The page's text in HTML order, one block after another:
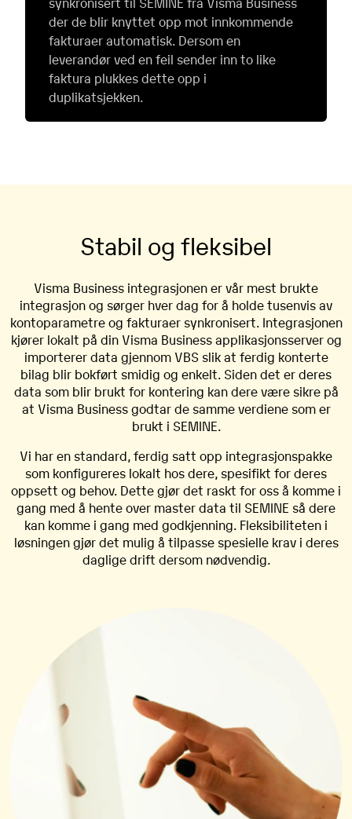
der de blir knyttet opp mot innkommende
fakturaer automatisk. Dersom en
leverandør ved en feil sender inn to like
faktura plukkes dette opp i
duplikatsjekken.
Stabil og fleksibel
Visma Business integrasjonen er vår mest brukte
integrasjon og sørger hver dag for å holde tusenvis av
kontoparametre og fakturaer synkronisert. Integrasjonen
kjører lokalt på din Visma Business applikasjonsserver og
importerer data gjennom VBS slik at ferdig konterte
bilag blir bokført smidig og enkelt. Siden det er deres
data som blir brukt for kontering kan dere være sikre på
at Visma Business godtar de samme verdiene som er
brukt i SEMINE.
Vi har en standard, ferdig satt opp integrasjonspakke
som konfigureres lokalt hos dere, spesifikt for deres
oppsett og behov. Dette gjør det raskt for oss å komme i
gang med å hente over master data til SEMINE så dere
kan komme i gang med godkjenning. Fleksibiliteten i
løsningen gjør det mulig å tilpasse spesielle krav i deres
daglige drift dersom nødvendig.